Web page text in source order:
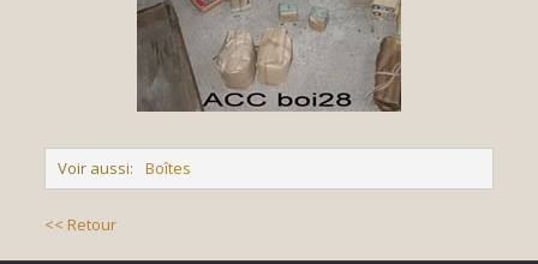
Voir aussi: Boîtes
<< Retour